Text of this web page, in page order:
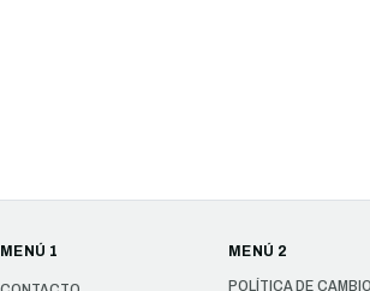
MENÚ 1 MENÚ 2
POLÍTICA DE